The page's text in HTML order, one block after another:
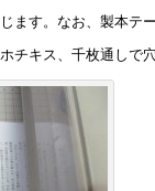
ます。なお、製本テ
チキス、千枚通しで